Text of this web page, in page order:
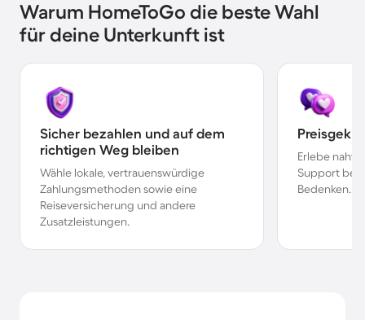
Warum HomeToGo die beste Wahl
für deine Unterkunft ist
Sicher bezahlen und auf dem
richtigen Weg bleiben
Wähle lokale, vertrauenswürdige
Zahlungsmethoden sowie eine
Reiseversicherung und andere
Zusatzleistungen.
Erlebe
Support bei
Bedenken.